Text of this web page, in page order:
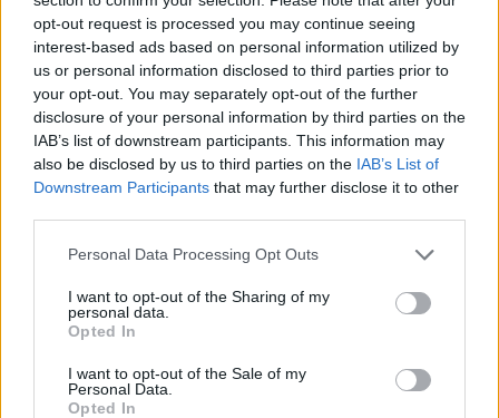
opt-out request is processed you may continue seeing
interest-based ads based on personal information utilized by
us or personal information disclosed to third parties prior to
your opt-out. You may separately opt-out of the further
disclosure of your personal information by third parties on the
IAB’s list of downstream participants. This information may
also be disclosed by us to third parties on the IAB’s List of
Downstream Participants that may further disclose it to other
Personal Data Processing Opt Outs
I want to opt-out of the Sharing of my
personal data.
Opted In
I want to opt-out of the Sale of my
Personal Data.
Opted In
08.18 Ne-au furat străinii Dunărea!
06.02
VIDEO. De ce să scufundăm 5 barje românești?
Nu mai bine...
Ce partid ați vota dacă alegerile parlamentare ar avea
USR